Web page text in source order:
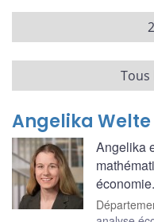
Tous
Angelika Welte
Angelika
économie.